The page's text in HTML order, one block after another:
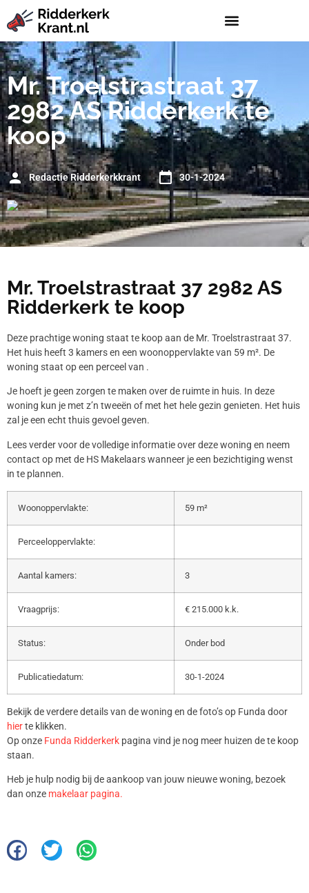
Mr. Troelstrastraat 37
2982 AS Ridderkerk te
koop
Redactie Ridderkerkkrant 30-1-2024
Mr. Troelstrastraat 37 2982 AS
Ridderkerk te koop
Deze prachtige woning staat te koop aan de Mr. Troelstrastraat 37.
Het huis heeft 3 kamers en een woonoppervlakte van 59 m². De
woning staat op een perceel van .
Je hoeft je geen zorgen te maken over de ruimte in huis. In deze
woning kun je met z’n tweeën of met het hele gezin genieten. Het huis
zal je een echt thuis gevoel geven.
Lees verder voor de volledige informatie over deze woning en neem
contact op met de HS Makelaars wanneer je een bezichtiging wenst
in te plannen.
Woonoppervlakte: 59 m²
Perceeloppervlakte:
Aantal kamers: 3
Vraagprijs: € 215.000 k.k.
Status: Onder bod
Publicatiedatum: 30-1-2024
Bekijk de verdere details van de woning en de foto’s op Funda door
hierte klikken.
Op onze Funda Ridderkerk pagina vind je nog meer huizen de te koop
staan.
Heb je hulp nodig bij de aankoop van jouw nieuwe woning, bezoek
dan onze makelaar pagina.